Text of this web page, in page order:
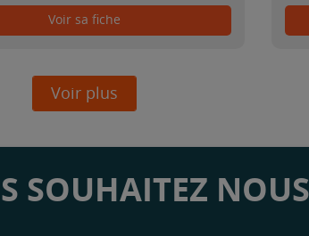
Voir sa fiche
Voir plus
SOUHAITEZ